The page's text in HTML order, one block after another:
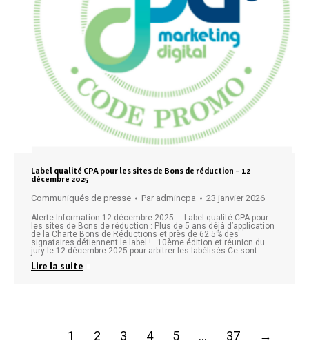
Label qualité CPA pour les sites de Bons de réduction – 12
décembre 2025
Communiqués de presse Par admincpa 23 janvier 2026
Alerte Information 12 décembre 2025 Label qualité CPA pour
les sites de Bons de réduction : Plus de 5 ans déjà d’application
de la Charte Bons de Réductions et près de 62.5% des
signataires détiennent le label ! 10ème édition et réunion du
jury le 12 décembre 2025 pour arbitrer les labélisés Ce sont…
Lire la suite
1 2 3 4 5 … 37 →